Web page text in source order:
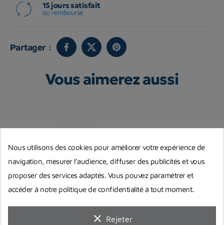
15 jours satisfait
ou remboursé
Partager :
Vous aimerez aussi
Nous utilisons des cookies pour améliorer votre expérience de
navigation, mesurer l’audience, diffuser des publicités et vous
proposer des services adaptés. Vous pouvez paramétrer et
accéder à notre politique de confidentialité à tout moment.
clear Rejeter